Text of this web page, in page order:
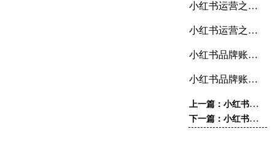
小红书运营之五大笔记类型，爆文模板轻松get√
小红书运营之如何挖掘热门选题，让你的笔记点击暴增！
小红书品牌账号运营及投放（第二弹）
小红书品牌账号运营及投放
上一篇：小红书个人账号运营
下一篇：小红书品牌账号运营及投放